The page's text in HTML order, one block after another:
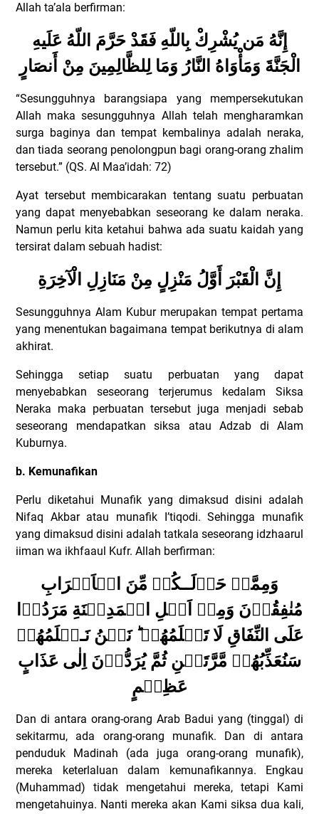
Allah ta’ala berfirman:
إِنَّهُ مَن يُشْرِكْ بِاللّهِ فَقَدْ حَرَّمَ اللّهُ عَلَيهِ
الْجَنَّةَ وَمَأْوَاهُ النَّارُ وَمَا لِلظَّالِمِينَ مِنْ أَنصَارٍ
“Sesungguhnya barangsiapa yang mempersekutukan
Allah maka sesungguhnya Allah telah mengharamkan
surga baginya dan tempat kembalinya adalah neraka,
dan tiada seorang penolongpun bagi orang-orang zhalim
tersebut.” (QS. Al Maa’idah: 72)
Ayat tersebut membicarakan tentang suatu perbuatan
yang dapat menyebabkan seseorang ke dalam neraka.
Namun perlu kita ketahui bahwa ada suatu kaidah yang
tersirat dalam sebuah hadist:
إِنَّ الْقَبْرَ أَوَّلُ مَنْزِلٍ مِنْ مَنَازِلِ الْآخِرَةِ
Sesungguhnya Alam Kubur merupakan tempat pertama
yang menentukan bagaimana tempat berikutnya di alam
akhirat.
Sehingga setiap suatu perbuatan yang dapat
menyebabkan seseorang terjerumus kedalam Siksa
Neraka maka perbuatan tersebut juga menjadi sebab
seseorang mendapatkan siksa atau Adzab di Alam
Kuburnya.
b. Kemunafikan
Perlu diketahui Munafik yang dimaksud disini adalah
Nifaq Akbar atau munafik I’tiqodi. Sehingga munafik
yang dimaksud disini adalah tatkala seseorang idzhaarul
iiman wa ikhfaaul Kufr. Allah berfirman:
وَمِمَّنۡ حَوۡلَــكُمۡ مِّنَ الۡاَعۡرَابِ
مُنٰفِقُوۡنَ‌‌ وَمِنۡ اَهۡلِ الۡمَدِيۡنَةِ‌ مَرَدُوۡا
عَلَى النِّفَاقِ لَا تَعۡلَمُهُمۡ ‌ نَحۡنُ نَـعۡلَمُهُمۡ‌
سَنُعَذِّبُهُمۡ مَّرَّتَيۡنِ ثُمَّ يُرَدُّوۡنَ اِلٰى عَذَابٍ
عَظِيۡمٍ‌
Dan di antara orang-orang Arab Badui yang (tinggal) di
sekitarmu, ada orang-orang munafik. Dan di antara
penduduk Madinah (ada juga orang-orang munafik),
mereka keterlaluan dalam kemunafikannya. Engkau
(Muhammad) tidak mengetahui mereka, tetapi Kami
mengetahuinya. Nanti mereka akan Kami siksa dua kali,